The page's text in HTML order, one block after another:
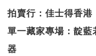
拍賣行：佳士得香港
單一藏家專場：靛
器